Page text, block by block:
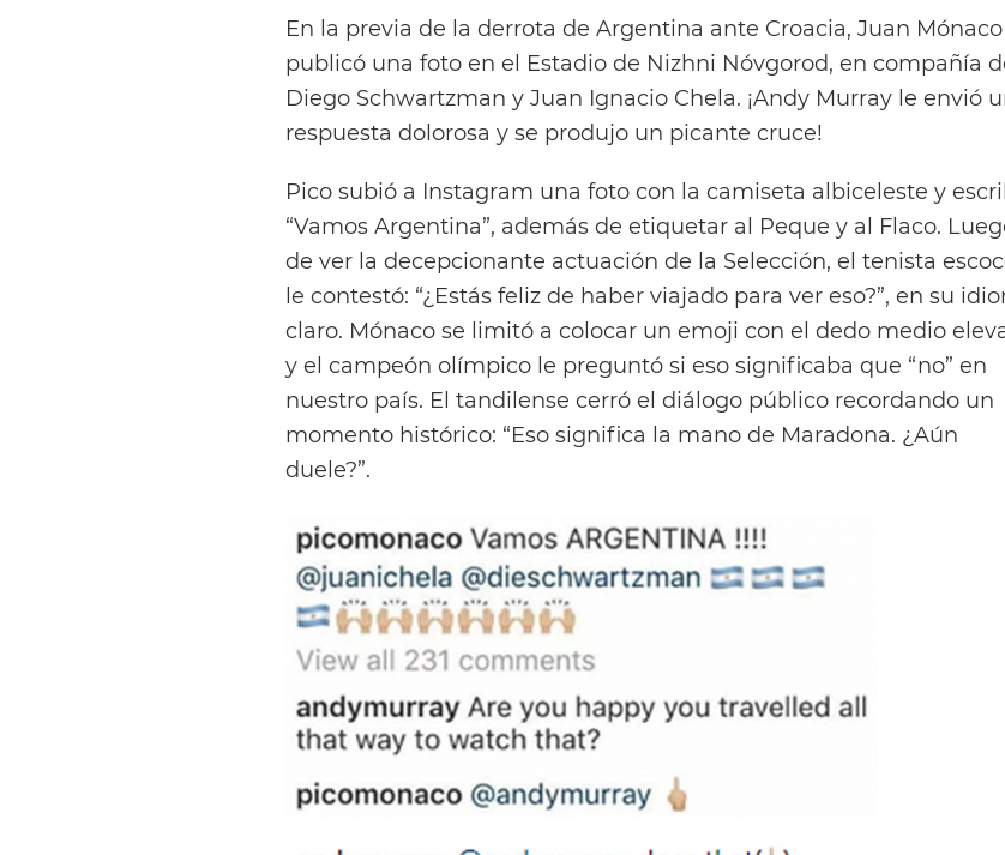
En la previa de la derrota de Argentina ante Croacia, Juan Mónaco
publicó una foto en el Estadio de Nizhni Nóvgorod, en compañía
Diego Schwartzman y Juan Ignacio Chela. ¡Andy Murray le envió
respuesta dolorosa y se produjo un picante cruce!
Pico subió a Instagram una foto con la camiseta albiceleste y
“Vamos Argentina”, además de etiquetar al Peque y al Flaco.
de ver la decepcionante actuación de la Selección, el tenista
le contestó: “¿Estás feliz de haber viajado para ver eso?”, en su
claro. Mónaco se limitó a colocar un emoji con el dedo medio
y el campeón olímpico le preguntó si eso significaba que “no” en
nuestro país. El tandilense cerró el diálogo público recordando un
momento histórico: “Eso significa la mano de Maradona. ¿Aún
duele?”.